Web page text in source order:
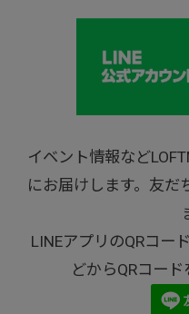
イベント情報など
にお届けします。友だ
LINEアプリのQRコー
どからQRコード